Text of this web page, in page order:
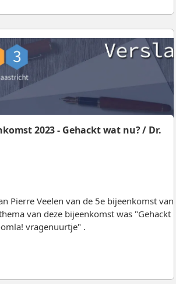
2023 - Gehackt wat nu? / Dr.
Pierre Veelen van de 5e bijeenkomst van
van deze bijeenkomst was "Gehackt
vragenuurtje" .